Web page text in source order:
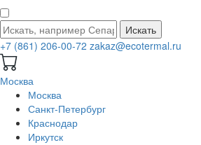
Искать
+7 (861) 206-00-72 zakaz@ecotermal.ru
Москва
Москва
Санкт-Петербург
Краснодар
Иркутск